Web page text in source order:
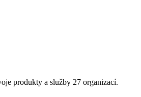
produkty a služby 27 organizací.